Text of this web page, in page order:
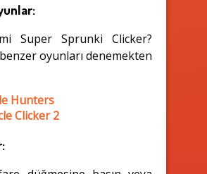
Super Sprunki Clicker?
oyunları denemekten
Hunters
Clicker 2